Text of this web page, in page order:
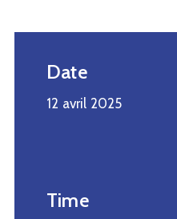
Date
12 avril 2025
Time